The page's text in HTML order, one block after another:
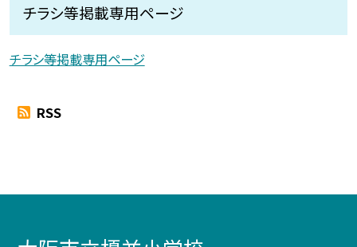
チラシ等掲載専用ページ
チラシ等掲載専用ページ
RSS